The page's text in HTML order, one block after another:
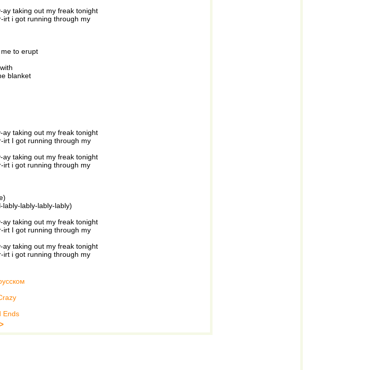
taking out my freak tonight
irt i got running through my
to erupt
blanket
taking out my freak tonight
irt I got running through my
taking out my freak tonight
irt i got running through my
lably-lably-lably)
taking out my freak tonight
irt I got running through my
taking out my freak tonight
irt i got running through my
Ends